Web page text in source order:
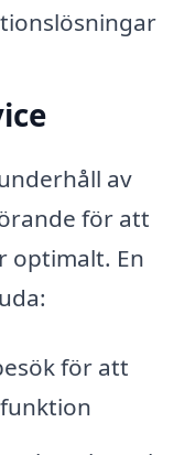
av
för att
optimalt. En
för att